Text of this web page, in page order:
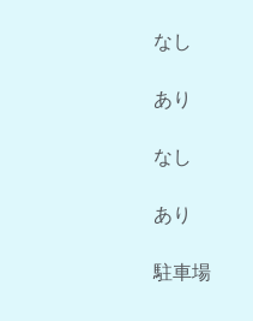
なし
あり
なし
あり
駐車場